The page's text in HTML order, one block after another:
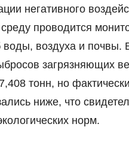
негативного
проводится
воды, воздуха и почвы.
загрязняющих
тонн, но
ниже, что
норм.